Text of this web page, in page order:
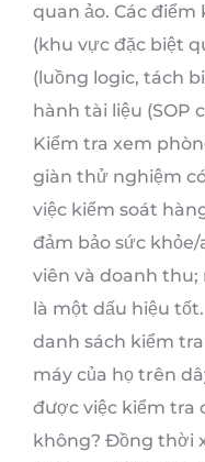
quan ảo. Các điểm
(khu vực đặc biệt
(luồng logic, tách
hành tài liệu (SOP
Kiểm tra xem
giàn thử nghiệm
việc kiểm soát
đảm bảo sức
viên và doanh
là một dấu hiệu
danh sách kiểm
máy của họ trên
được việc kiểm tra
không? Đồng thời